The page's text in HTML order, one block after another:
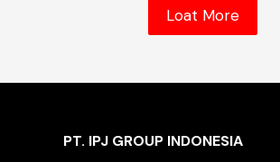
Loat More
PT. IPJ GROUP INDONESIA